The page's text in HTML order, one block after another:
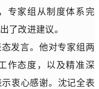
专家组从制度体系完
了改进建议。
发言。他对专家组两
作态度，以及精准深
衷心感谢。沈记全表